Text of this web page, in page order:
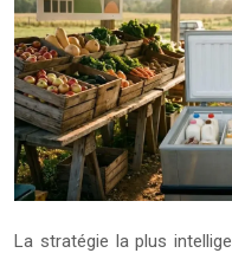
La stratégie la plus